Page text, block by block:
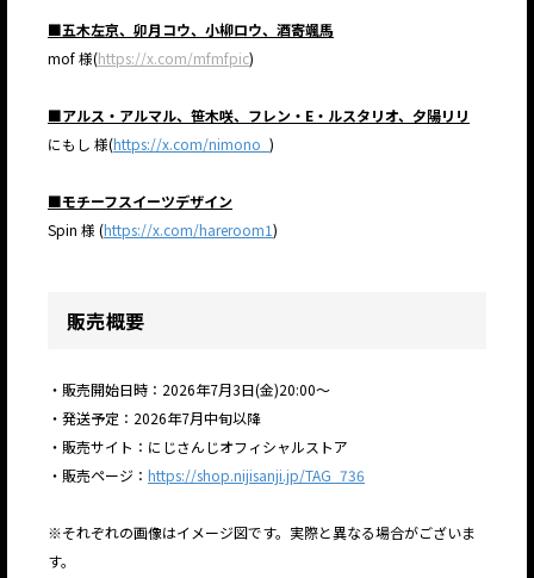
■五木左京、卯月コウ、小柳ロウ、酒寄颯馬
mof 様(https://x.com/mfmfpic)
■アルス・アルマル、笹木咲、フレン・E・ルスタリオ、夕陽リリ
にもし 様(https://x.com/nimono_ )
■モチーフスイーツデザイン
Spin 様 (https://x.com/hareroom1)
販売概要
・販売開始日時：2026年7月3日(金)20:00～
・発送予定：2026年7月中旬以降
・販売サイト：にじさんじオフィシャルストア
・販売ページ： https://shop.nijisanji.jp/TAG_736
※それぞれの画像はイメージ図です。実際と異なる場合がございま
す。